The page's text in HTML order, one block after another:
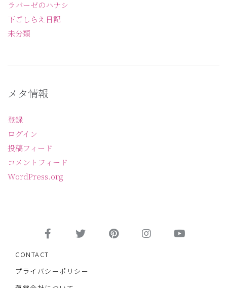
ラバーゼのハナシ
下ごしらえ日記
未分類
メタ情報
登録
ログイン
投稿フィード
コメントフィード
WordPress.org
CONTACT
プライバシーポリシー